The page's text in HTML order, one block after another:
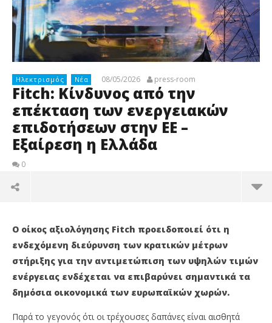
Ηλεκτρισμός Νέα 08/05/2026 press-room
Fitch: Κίνδυνος από την
επέκταση των ενεργειακών
επιδοτήσεων στην ΕΕ –
Εξαίρεση η Ελλάδα
0
O οίκος αξιολόγησης Fitch προειδοποιεί ότι η
ενδεχόμενη διεύρυνση των κρατικών μέτρων
στήριξης για την αντιμετώπιση των υψηλών τιμών
ενέργειας ενδέχεται να επιβαρύνει σημαντικά τα
δημόσια οικονομικά των ευρωπαϊκών χωρών.
Παρά το γεγονός ότι οι τρέχουσες δαπάνες είναι αισθητά